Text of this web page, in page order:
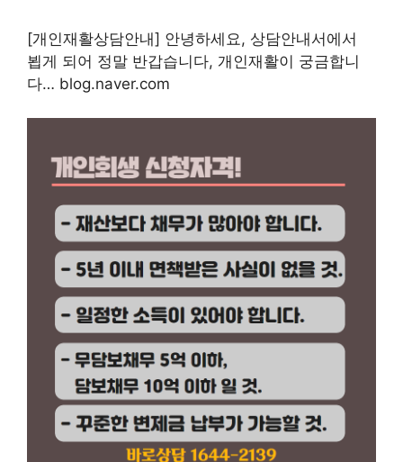
[개인재활상담안내] 안녕하세요, 상담안내서에서
뵙게 되어 정말 반갑습니다, 개인재활이 궁금합니
다… blog.naver.com